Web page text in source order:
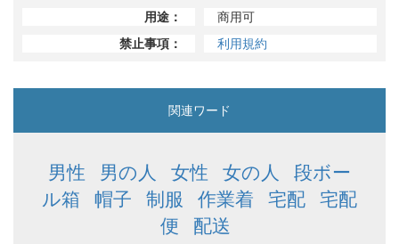
用途：
商用可
禁止事項：
利用規約
関連ワード
男性 男の人 女性 女の人
段ボー
ル箱
帽子 制服 作業着 宅配
宅配
便
配送